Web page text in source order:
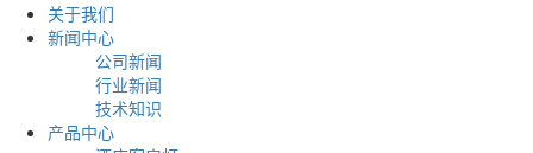
关于我们
新闻中心
公司新闻
行业新闻
技术知识
产品中心